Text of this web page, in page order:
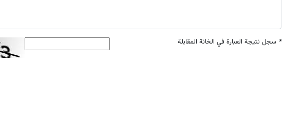
* سجل نتيجة العبارة في الخانة المقابلة